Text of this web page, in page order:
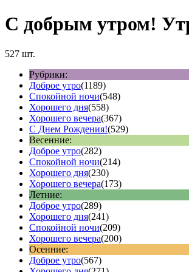
С добрым утром!
527 шт.
Рубрики:
Доброе утро(1189)
Спокойной ночи(548)
Хорошего дня(558)
Хорошего вечера(367)
С Днем Рождения!(529)
Весенние:
Доброе утро(282)
Спокойной ночи(214)
Хорошего дня(230)
Хорошего вечера(173)
Летние:
Доброе утро(289)
Хорошего дня(241)
Спокойной ночи(209)
Хорошего вечера(200)
Осенние:
Доброе утро(567)